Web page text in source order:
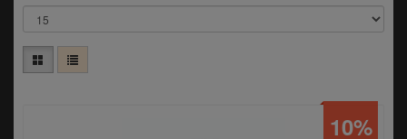
10%